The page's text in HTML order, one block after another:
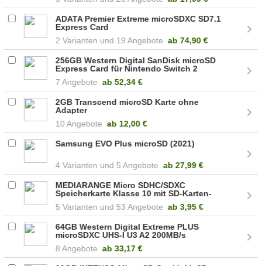
ADATA Premier Extreme microSDXC SD7.1
Express Card
2
19 Angebote ab 74,90 €
256GB Western Digital SanDisk microSD
Express Card für Nintendo Switch 2
7 Angebote ab 52,34 €
2GB Transcend microSD Karte ohne
Adapter
10 Angebote ab 12,00 €
Samsung EVO Plus microSD (2021)
4 5 Angebote ab 27,99 €
MEDIARANGE Micro SDHC/SDXC
Speicherkarte Klasse 10 mit SD-Karten-
5 53 Angebote ab 3,95 €
64GB Western Digital Extreme PLUS
microSDXC UHS-I U3 A2 200MB/s
8 Angebote ab 33,17 €